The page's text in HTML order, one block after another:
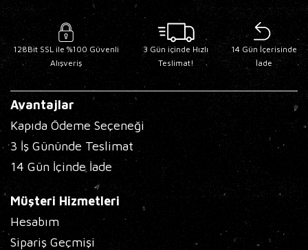
128Bit SSL ile %100 Güvenli
Alışveriş
3 Gün içinde Hızlı
Teslimat!
14 Gün İçerisinde
İade
Avantajlar
Kapıda Ödeme Seçeneği
3 İş Gününde Teslimat
14 Gün İçinde İade
Müşteri Hizmetleri
Hesabım
Sipariş Geçmişi